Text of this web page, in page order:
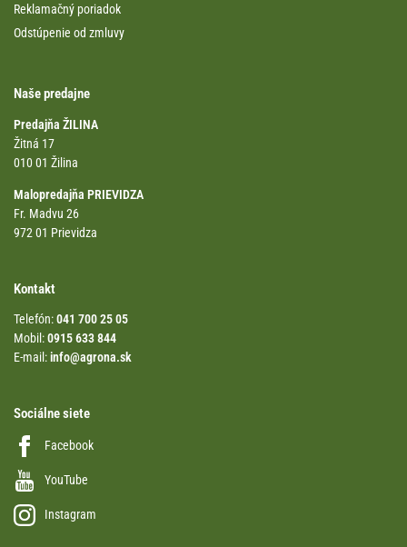
Reklamačný poriadok
Odstúpenie od zmluvy
Naše predajne
Predajňa ŽILINA
Žitná 17
010 01 Žilina
Malopredajňa PRIEVIDZA
Fr. Madvu 26
972 01 Prievidza
Kontakt
Telefón:041 700 25 05
Mobil:0915 633 844
E-mail:info@agrona.sk
Sociálne siete
Facebook
YouTube
Instagram